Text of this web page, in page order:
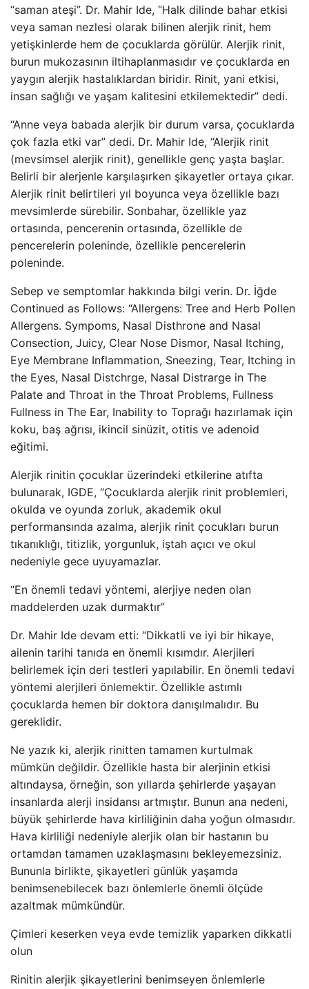
“saman ateşi”. Dr. Mahir Ide, “Halk dilinde bahar etkisi
veya saman nezlesi olarak bilinen alerjik rinit, hem
yetişkinlerde hem de çocuklarda görülür. Alerjik rinit,
burun mukozasının iltihaplanmasıdır ve çocuklarda en
yaygın alerjik hastalıklardan biridir. Rinit, yani etkisi,
insan sağlığı ve yaşam kalitesini etkilemektedir” dedi.
“Anne veya babada alerjik bir durum varsa, çocuklarda
çok fazla etki var” dedi. Dr. Mahir Ide, “Alerjik rinit
(mevsimsel alerjik rinit), genellikle genç yaşta başlar.
Belirli bir alerjenle karşılaşırken şikayetler ortaya çıkar.
Alerjik rinit belirtileri yıl boyunca veya özellikle bazı
mevsimlerde sürebilir. Sonbahar, özellikle yaz
ortasında, pencerenin ortasında, özellikle de
pencerelerin poleninde, özellikle pencerelerin
poleninde.
Sebep ve semptomlar hakkında bilgi verin. Dr. İğde
Continued as Follows: “Allergens: Tree and Herb Pollen
Allergens. Sympoms, Nasal Disthrone and Nasal
Consection, Juicy, Clear Nose Dismor, Nasal Itching,
Eye Membrane Inflammation, Sneezing, Tear, Itching in
the Eyes, Nasal Distchrge, Nasal Distrarge in The
Palate and Throat in the Throat Problems, Fullness
Fullness in The Ear, Inability to Toprağı hazırlamak için
koku, baş ağrısı, ikincil sinüzit, otitis ve adenoid
eğitimi.
Alerjik rinitin çocuklar üzerindeki etkilerine atıfta
bulunarak, IGDE, “Çocuklarda alerjik rinit problemleri,
okulda ve oyunda zorluk, akademik okul
performansında azalma, alerjik rinit çocukları burun
tıkanıklığı, titizlik, yorgunluk, iştah açıcı ve okul
nedeniyle gece uyuyamazlar.
“En önemli tedavi yöntemi, alerjiye neden olan
maddelerden uzak durmaktır”
Dr. Mahir Ide devam etti: “Dikkatli ve iyi bir hikaye,
ailenin tarihi tanıda en önemli kısımdır. Alerjileri
belirlemek için deri testleri yapılabilir. En önemli tedavi
yöntemi alerjileri önlemektir. Özellikle astımlı
çocuklarda hemen bir doktora danışılmalıdır. Bu
gereklidir.
Ne yazık ki, alerjik rinitten tamamen kurtulmak
mümkün değildir. Özellikle hasta bir alerjinin etkisi
altındaysa, örneğin, son yıllarda şehirlerde yaşayan
insanlarda alerji insidansı artmıştır. Bunun ana nedeni,
büyük şehirlerde hava kirliliğinin daha yoğun olmasıdır.
Hava kirliliği nedeniyle alerjik olan bir hastanın bu
ortamdan tamamen uzaklaşmasını bekleyemezsiniz.
Bununla birlikte, şikayetleri günlük yaşamda
benimsenebilecek bazı önlemlerle önemli ölçüde
azaltmak mümkündür.
Çimleri keserken veya evde temizlik yaparken dikkatli
olun
Rinitin alerjik şikayetlerini benimseyen önlemlerle